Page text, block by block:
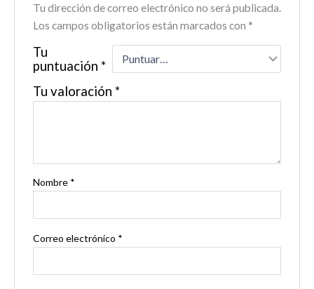
Tu dirección de correo electrónico no será publicada.
Los campos obligatorios están marcados con *
Tu
puntuación *
Tu valoración *
Nombre *
Correo electrónico *